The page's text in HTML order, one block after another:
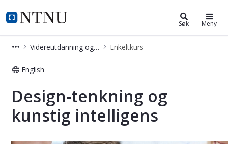
NTNU Hjemmeside
Videreutdanning og deltidsstudier
Søk Meny
Videreutdanning og deltidsstudier Enkeltkurs
English
Design-tenkning og kunstig
Design-tenkning og
kunstig intelligens